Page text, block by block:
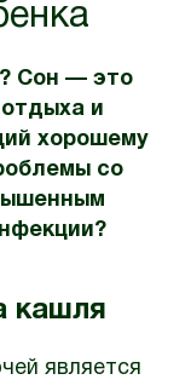
Сон — это
и
хорошему
со
кашля
является